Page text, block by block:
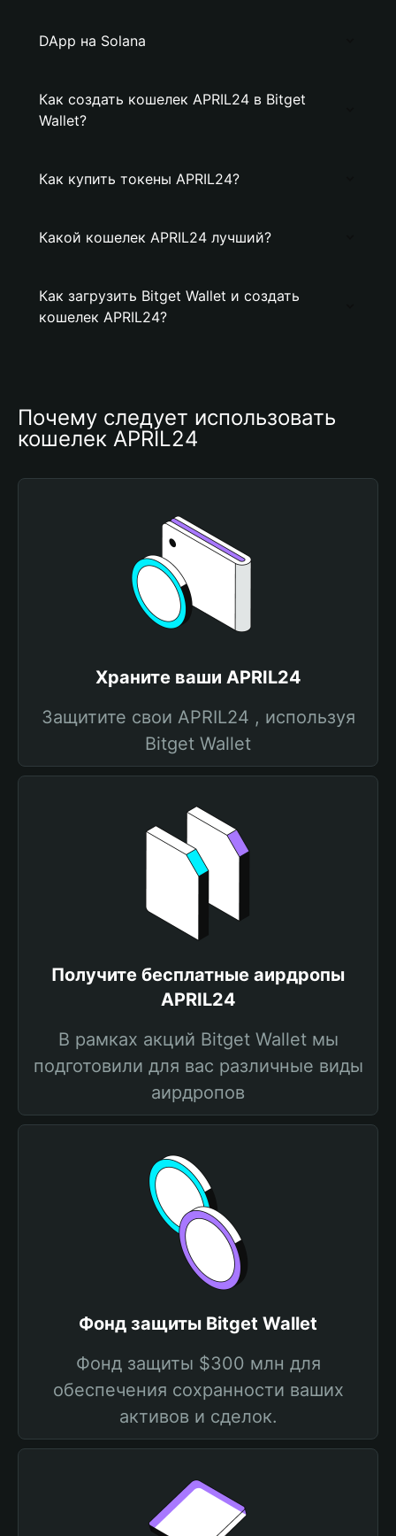
DApp на Solana
Как создать кошелек APRIL24 в Bitget
Wallet?
Как купить токены APRIL24?
Какой кошелек APRIL24 лучший?
Как загрузить Bitget Wallet и создать
кошелек APRIL24?
Почему следует использовать
кошелек APRIL24
Храните ваши APRIL24
Защитите свои APRIL24 , используя
Bitget Wallet
Получите бесплатные аирдропы
APRIL24
В рамках акций Bitget Wallet мы
подготовили для вас различные виды
аирдропов
Фонд защиты Bitget Wallet
Фонд защиты $300 млн для
обеспечения сохранности ваших
активов и сделок.